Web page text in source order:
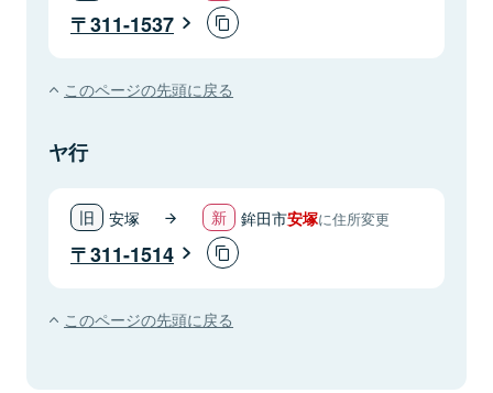
311-1537
このページの先頭に戻る
ヤ行
安塚 鉾田市安塚に住所変更
311-1514
このページの先頭に戻る